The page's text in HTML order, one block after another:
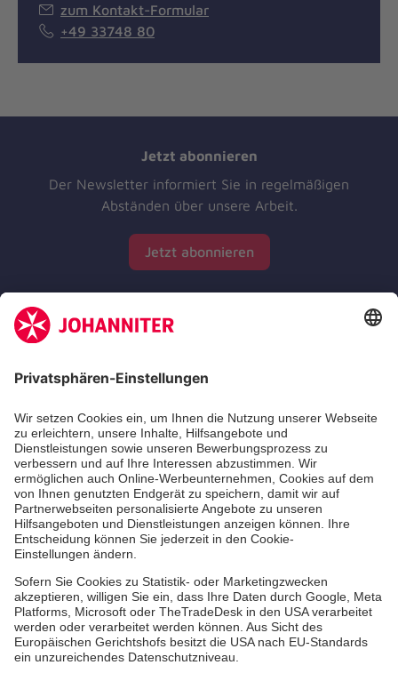
zum Kontakt-Formular
+49 33748 80
Jetzt abonnieren
Der Newsletter informiert Sie in regelmäßigen
Abständen über unsere Arbeit.
Jetzt abonnieren
Zertifizierung der Johanniter-Unfall-Hilfe e.V.
Die Johanniter GmbH führt das Spendenzertifikat
des Deutschen Spendenrats e.V.
Dienste & Leistungen
Mitarbeiten & Lernen